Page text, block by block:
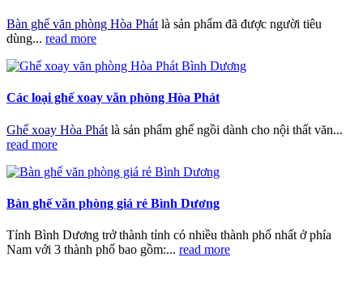
Bàn ghế văn phòng Hòa Phát là sản phẩm đã được người tiêu
dùng... read more
Các loại ghế xoay văn phòng Hòa Phát
Ghế xoay Hòa Phát là sản phẩm ghế ngồi dành cho nội thất văn...
read more
Bàn ghế văn phòng giá rẻ Bình Dương
Tỉnh Bình Dương trở thành tỉnh có nhiều thành phố nhất ở phía
Nam với 3 thành phố bao gồm:... read more